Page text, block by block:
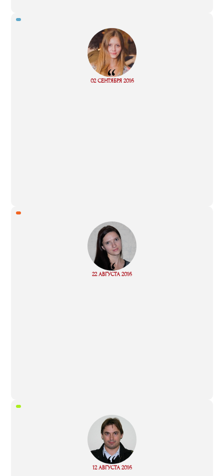
“
02 СЕНТЯБРЯ 2016
“
22 АВГУСТА 2016
Read
“
12 АВГУСТА 2016
Read